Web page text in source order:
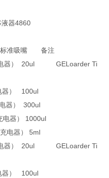
器4860
吸嘴 备注
电器） 20ul GELoarder Ti
器） 100ul
器） 300ul
器） 1000ul
电器） 5ml
电器） 20ul GELoarder Ti
器） 100ul